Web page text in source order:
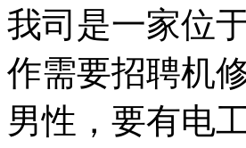
我司是一家位
作需要招聘机
男性，要有电